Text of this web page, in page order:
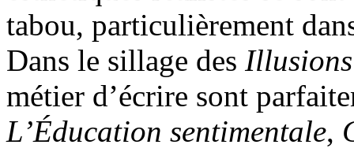
tabou, particulièrement
Dans le sillage des
métier d’écrire sont
L’Éducation sentimentale,